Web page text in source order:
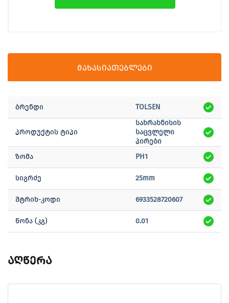
მახასიათებლები
ბრენდი TOLSEN
პროდუქტის ტიპი
სახრახნისის
საცვლელი
პირები
ზომა
PH1
სიგრძე 25mm
შტრიხ-კოდი 6933528720607
წონა (კგ) 0.01
აღწერა